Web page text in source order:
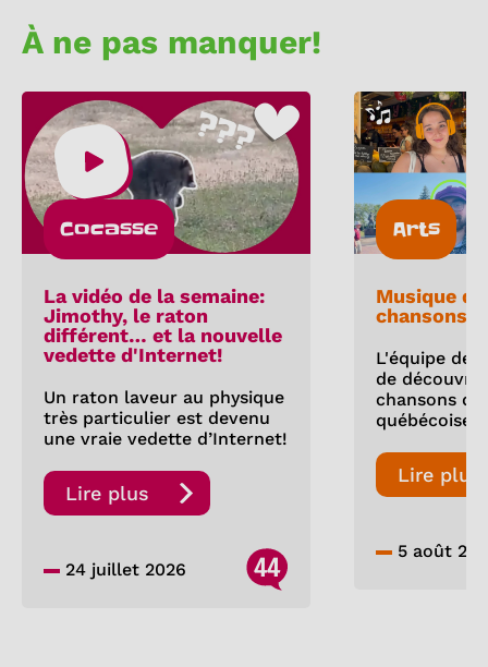
À ne pas manquer!
Cocasse
La vidéo de la semaine:
Jimothy, le raton
différent… et la nouvelle
vedette d'Internet!
Un raton laveur au physique
très particulier est devenu
une vraie vedette d’Internet!
Lire plus
24 juillet 2026 44
Arts
Musique
chansons
L'équipe
de
chansons
québécoise!
Lire plus
5 août